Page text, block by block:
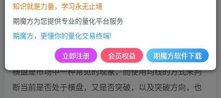
横盘是市场中一种常见的现象，而使用均线的方式来判
断当前是否处于横盘，又是否突破，以及突破方向，也
知识就是力量，学习永无止境
期魔方为您提供专业的量化平台服务
期魔方，更懂你的量化交易终端!
立即注册 会员权益 期魔方软件下载